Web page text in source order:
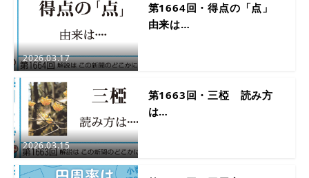
2026.03.17
第1664回・得点の「点」
由来は…
2026.03.15
第1663回・三椏 読み方
は…